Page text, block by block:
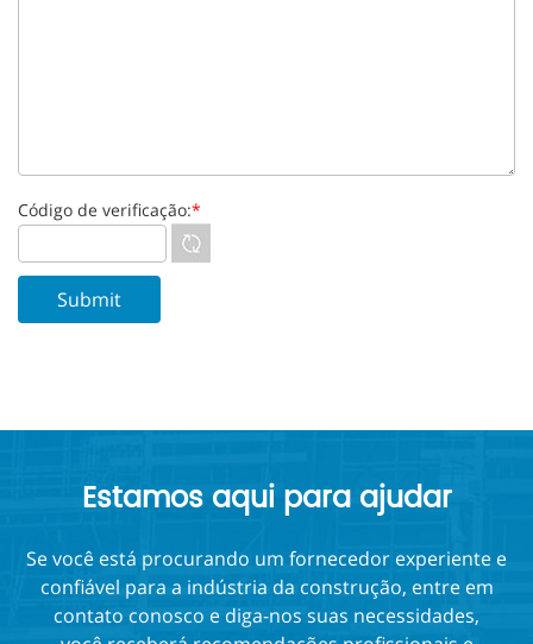
Código de verificação:*
Estamos aqui para ajudar
Se você está procurando um fornecedor experiente e
confiável para a indústria da construção, entre em
contato conosco e diga-nos suas necessidades,